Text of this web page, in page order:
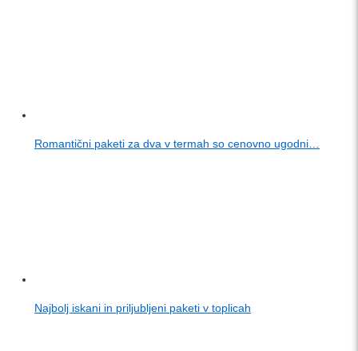
Romantični paketi za dva v termah so cenovno ugodni…
Najbolj iskani in priljubljeni paketi v toplicah